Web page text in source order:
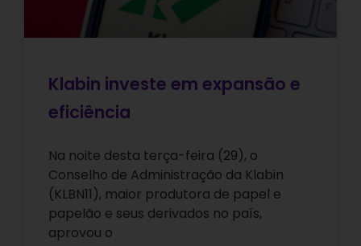
Klabin investe em expansão e
eficiência
Na noite desta terça-feira (29), o
Conselho de Administração da Klabin
(KLBN11), maior produtora de papel e
papelão e seus derivados no país,
aprovou o